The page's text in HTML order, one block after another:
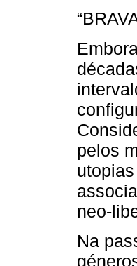
pelos
neo-
Na